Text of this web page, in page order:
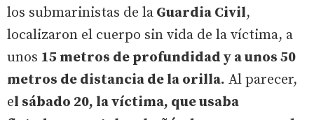
los submarinistas de la Guardia Civil,
localizaron el cuerpo sin vida de la víctima, a
unos 15 metros de profundidad y a unos 50
metros de distancia de la orilla. Al parecer,
el sábado 20, la víctima, que usaba